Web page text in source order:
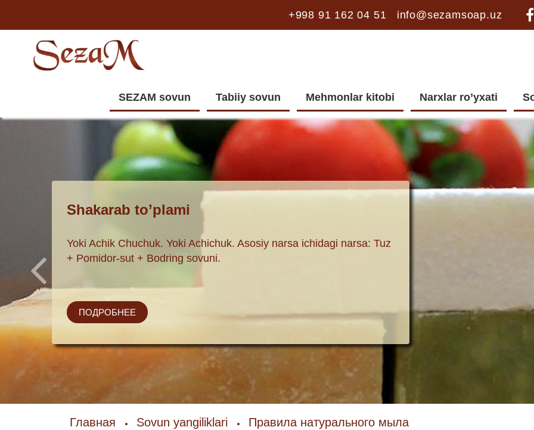
+998 91 162 04 51 info@sezamsoap.uz
SEZAM sovun Tabiiy sovun Mehmonlar kitobi Narxlar ro’yxati
Shakarab to’plami
Yoki Achik Chuchuk. Yoki Achichuk. Asosiy narsa ichidagi narsa: Tuz
+ Pomidor-sut + Bodring sovuni.
ПОДРОБНЕЕ
Главная Sovun yangiliklari Правила натурального мыла